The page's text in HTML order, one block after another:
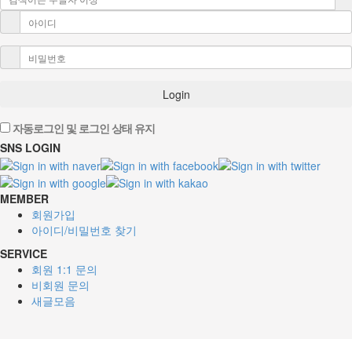
Login
자동로그인 및 로그인 상태 유지
SNS LOGIN
MEMBER
회원가입
아이디/비밀번호 찾기
SERVICE
회원 1:1 문의
비회원 문의
새글모음